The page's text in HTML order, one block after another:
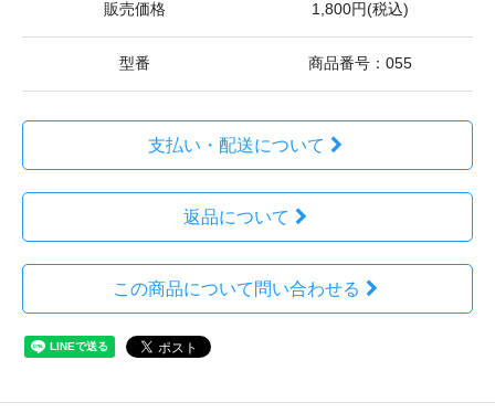
販売価格 1,800円(税込)
型番 商品番号：055
支払い・配送について
返品について
この商品について問い合わせる